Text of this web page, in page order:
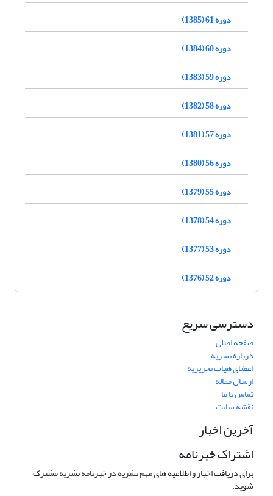
دوره 61 (1385)
دوره 60 (1384)
دوره 59 (1383)
دوره 58 (1382)
دوره 57 (1381)
دوره 56 (1380)
دوره 55 (1379)
دوره 54 (1378)
دوره 53 (1377)
دوره 52 (1376)
دسترسی سریع
صفحه اصلی
درباره نشریه
اعضای هیات تحریریه
ارسال مقاله
تماس با ما
نقشه سایت
آخرین اخبار
اشتراک خبرنامه
برای دریافت اخبار و اطلاعیه های مهم نشریه در خبرنامه نشریه مشترک
شوید.